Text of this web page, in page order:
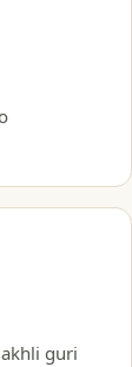
guri